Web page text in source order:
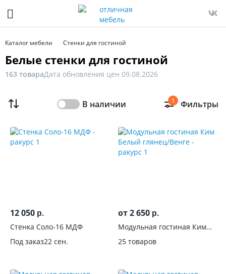
Каталог мебели Стенки для гостиной
Белые стенки для гостиной
163 товараДата обновления цен 09.08.2026
В наличии Фильтры
1
12 050 р.
Стенка Соло-16 МДФ
Под заказ22 сен.
от 2 650 р.
Модульная гостиная Ким
25 товаров
Фильтр
Только
наличии
От
Ширина,
см
см